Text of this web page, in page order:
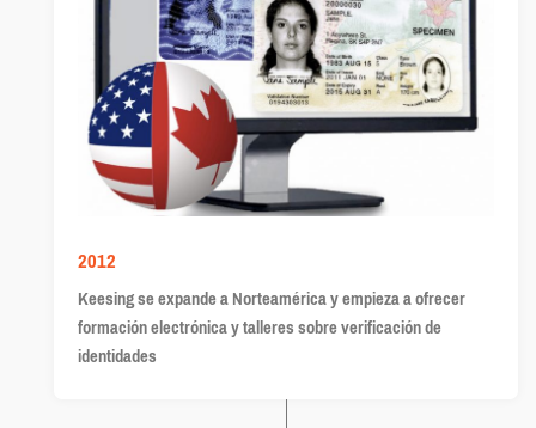
2012
Keesing se expande a Norteamérica y empieza a ofrecer
formación electrónica y talleres sobre verificación de
identidades